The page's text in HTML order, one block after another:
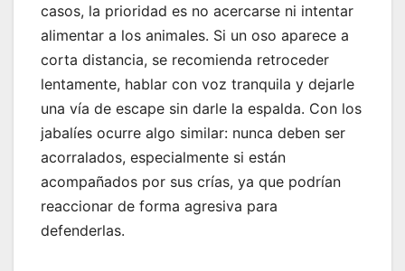
casos, la prioridad es no acercarse ni intentar
alimentar a los animales. Si un oso aparece a
corta distancia, se recomienda retroceder
lentamente, hablar con voz tranquila y dejarle
una vía de escape sin darle la espalda. Con los
jabalíes ocurre algo similar: nunca deben ser
acorralados, especialmente si están
acompañados por sus crías, ya que podrían
reaccionar de forma agresiva para
defenderlas.